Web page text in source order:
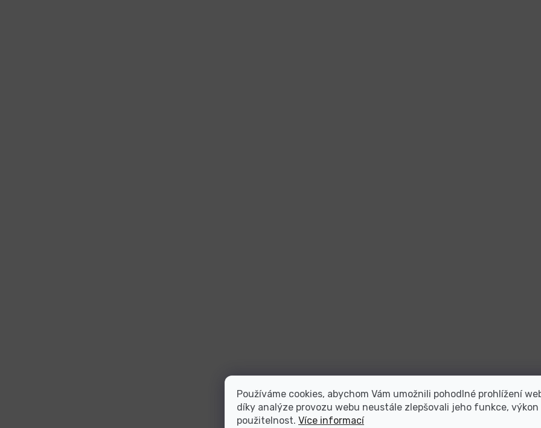
Používáme cookies, abychom Vám umožnili pohodlné prohlížení
díky analýze provozu webu neustále zlepšovali jeho funkce, výkon
použitelnost. Více informací